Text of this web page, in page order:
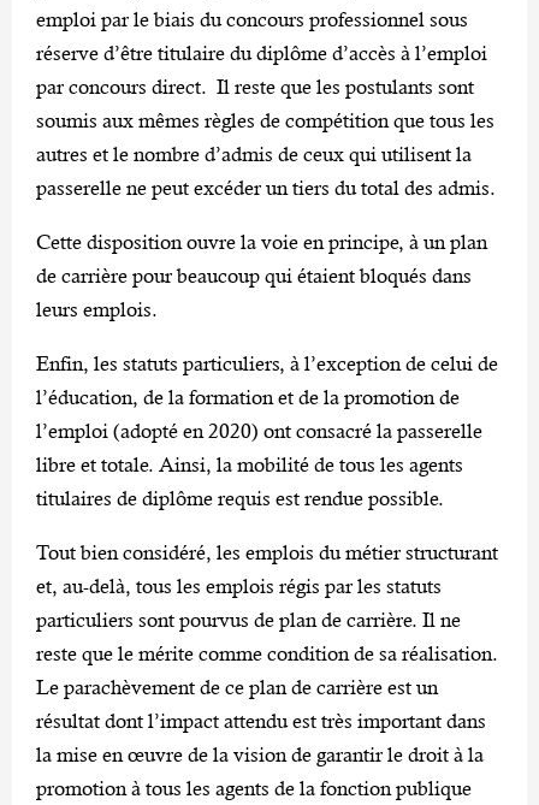
emploi par le biais du concours professionnel sous
réserve d’être titulaire du diplôme d’accès à l’emploi
par concours direct. Il reste que les postulants sont
soumis aux mêmes règles de compétition que tous les
autres et le nombre d’admis de ceux qui utilisent la
passerelle ne peut excéder un tiers du total des admis.
Cette disposition ouvre la voie en principe, à un plan
de carrière pour beaucoup qui étaient bloqués dans
leurs emplois.
Enfin, les statuts particuliers, à l’exception de celui de
l’éducation, de la formation et de la promotion de
l’emploi (adopté en 2020) ont consacré la passerelle
libre et totale. Ainsi, la mobilité de tous les agents
titulaires de diplôme requis est rendue possible.
Tout bien considéré, les emplois du métier structurant
et, au-delà, tous les emplois régis par les statuts
particuliers sont pourvus de plan de carrière. Il ne
reste que le mérite comme condition de sa réalisation.
Le parachèvement de ce plan de carrière est un
résultat dont l’impact attendu est très important dans
la mise en œuvre de la vision de garantir le droit à la
promotion à tous les agents de la fonction publique